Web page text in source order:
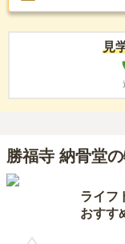
見
勝福寺 納骨堂
ライフ
おすす